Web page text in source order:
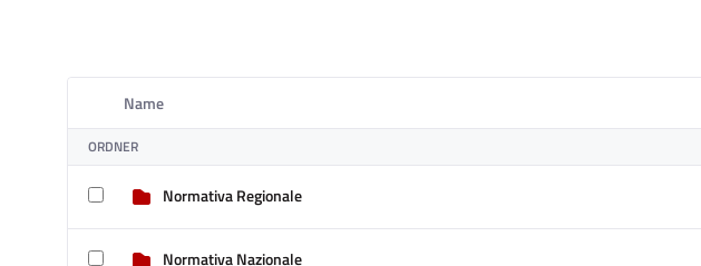
Ausgewähltes Element
Name
ORDNER
Normativa Regionale
Normativa Nazionale